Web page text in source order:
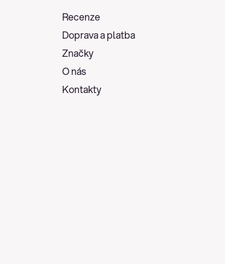
Recenze
Doprava a platba
Značky
O nás
Kontakty